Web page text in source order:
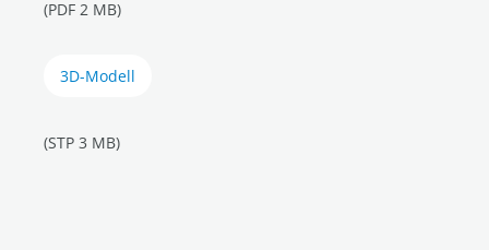
(PDF 2 MB)
3D-Modell
(STP 3 MB)